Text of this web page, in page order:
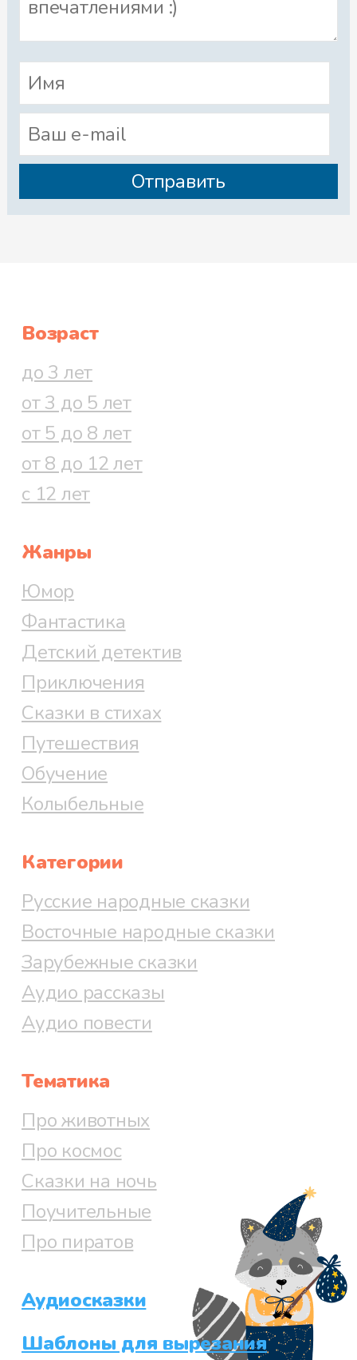
Возраст
до 3 лет
от 3 до 5 лет
от 5 до 8 лет
от 8 до 12 лет
с 12 лет
Жанры
Юмор
Фантастика
Детский детектив
Приключения
Сказки в стихах
Путешествия
Обучение
Колыбельные
Категории
Русские народные сказки
Восточные народные сказки
Зарубежные сказки
Аудио рассказы
Аудио повести
Тематика
Про животных
Про космос
Сказки на ночь
Поучительные
Про пиратов
Аудиосказки
Шаблоны для вырезания